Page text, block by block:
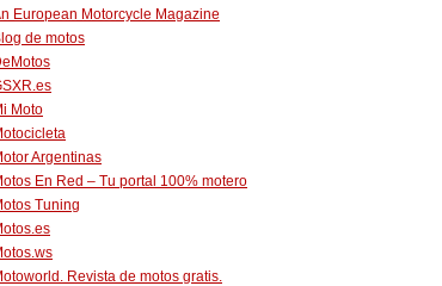
European Motorcycle Magazine
de motos
Moto
Argentinas
En Red – Tu portal 100% motero
Tuning
Revista de motos gratis.